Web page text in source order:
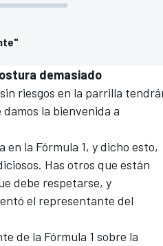
demasiado
riesgos en la parrilla
la bienvenida a
la Fórmula 1, y dicho esto,
Has otros que están
debe respetarse, y
el representante del
de la Fórmula 1 sobre la